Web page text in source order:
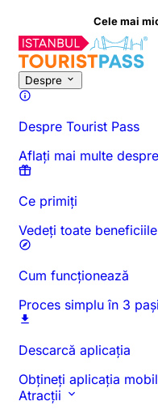
mici prețuri pentru Pass!
Despre
Despre Tourist Pass
Aflați mai multe
Ce primiți
Vedeți toate
Cum funcționează
Proces simplu în 3 pași
Descarcă aplicația
Obțineți aplicația
Atracții
Despre această activitate